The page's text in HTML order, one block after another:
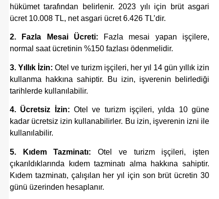
hükümet tarafından belirlenir. 2023 yılı için brüt asgari
ücret 10.008 TL, net asgari ücret 6.426 TL’dir.
2. Fazla Mesai Ücreti: Fazla mesai yapan işçilere,
normal saat ücretinin %150 fazlası ödenmelidir.
3. Yıllık İzin: Otel ve turizm işçileri, her yıl 14 gün yıllık izin
kullanma hakkına sahiptir. Bu izin, işverenin belirlediği
tarihlerde kullanılabilir.
4. Ücretsiz İzin: Otel ve turizm işçileri, yılda 10 güne
kadar ücretsiz izin kullanabilirler. Bu izin, işverenin izni ile
kullanılabilir.
5. Kıdem Tazminatı: Otel ve turizm işçileri, işten
çıkarıldıklarında kıdem tazminatı alma hakkına sahiptir.
Kıdem tazminatı, çalışılan her yıl için son brüt ücretin 30
günü üzerinden hesaplanır.